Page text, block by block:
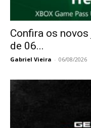
Confira os
de 06...
Gabriel Vieira - 06/08/2026